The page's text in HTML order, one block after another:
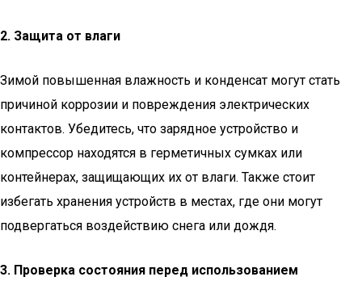
2. Защита от влаги
Зимой повышенная влажность и конденсат могут стать
причиной коррозии и повреждения электрических
контактов. Убедитесь, что зарядное устройство и
компрессор находятся в герметичных сумках или
контейнерах, защищающих их от влаги. Также стоит
избегать хранения устройств в местах, где они могут
подвергаться воздействию снега или дождя.
3. Проверка состояния перед использованием